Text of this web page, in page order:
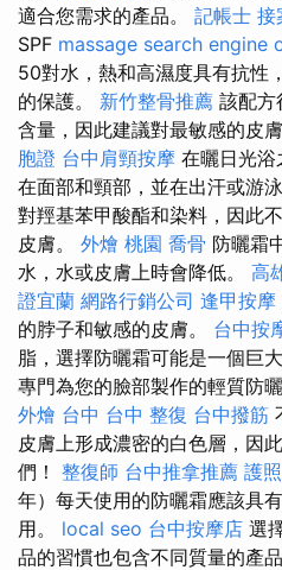
適合您需求的產品。 記帳士 接
SPF massage search engine
50對水，熱和高濕度具有抗性
的保護。 新竹整骨推薦 該配方
含量，因此建議對最敏感的皮
胞證 台中肩頸按摩 在曬日光浴
在面部和頸部，並在出汗或游
對羥基苯甲酸酯和染料，因此
皮膚。 外燴 桃園 喬骨 防曬霜
水，水或皮膚上時會降低。 高
證宜蘭 網路行銷公司 逢甲按摩
的脖子和敏感的皮膚。 台中按
脂，選擇防曬霜可能是一個巨
專門為您的臉部製作的輕質防
外燴 台中 台中 整復 台中撥筋
皮膚上形成濃密的白色層，因
們！ 整復師 台中推拿推薦 護
年）每天使用的防曬霜應該具
用。 local seo 台中按摩店 選
品的習慣也包含不同質量的產品